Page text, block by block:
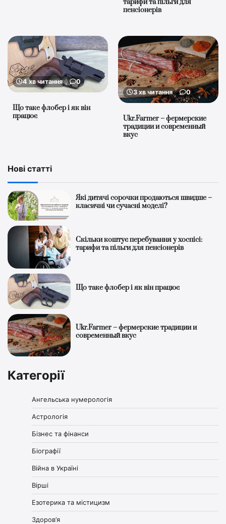
тарифи та пільги для
пенсіонерів
4 хв читання 0
Що таке флобер і як він
працює
3 хв читання 0
Ukr.Farmer – фермерские
традиции и современный
вкус
Нові статті
Які дитячі сорочки продаються швидше –
класичні чи сучасні моделі?
Скільки коштує перебування у хоспісі:
тарифи та пільги для пенсіонерів
Що таке флобер і як він працює
Ukr.Farmer – фермерские традиции и
современный вкус
Категорії
Ангельська нумерологія
Астрологія
Бізнес та фінанси
Біографії
Війна в Україні
Вірші
Езотерика та містицизм
Здоров’я